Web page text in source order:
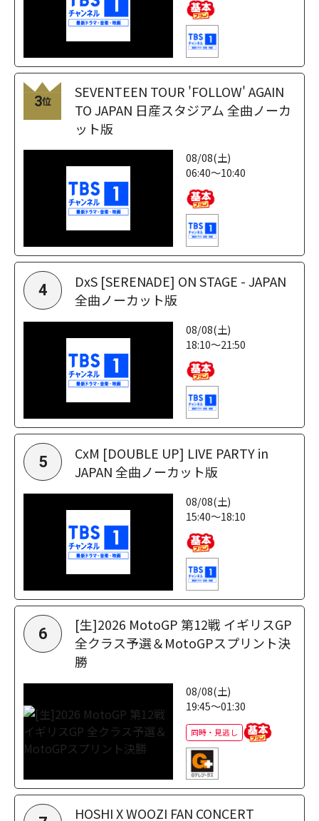
3位
SEVENTEEN TOUR 'FOLLOW' AGAIN
TO JAPAN 日産スタジアム 全曲ノーカ
ット版
08/08(土)
06:40～10:40
4
DxS [SERENADE] ON STAGE - JAPAN
全曲ノーカット版
08/08(土)
18:10～21:50
5
CxM [DOUBLE UP] LIVE PARTY in
JAPAN 全曲ノーカット版
08/08(土)
15:40～18:10
6
[生]2026 MotoGP 第12戦 イギリスGP
全クラス予選＆MotoGPスプリント決
勝
08/08(土)
19:45～01:30
同時・見逃し
HOSHI X WOOZI FAN CONCERT